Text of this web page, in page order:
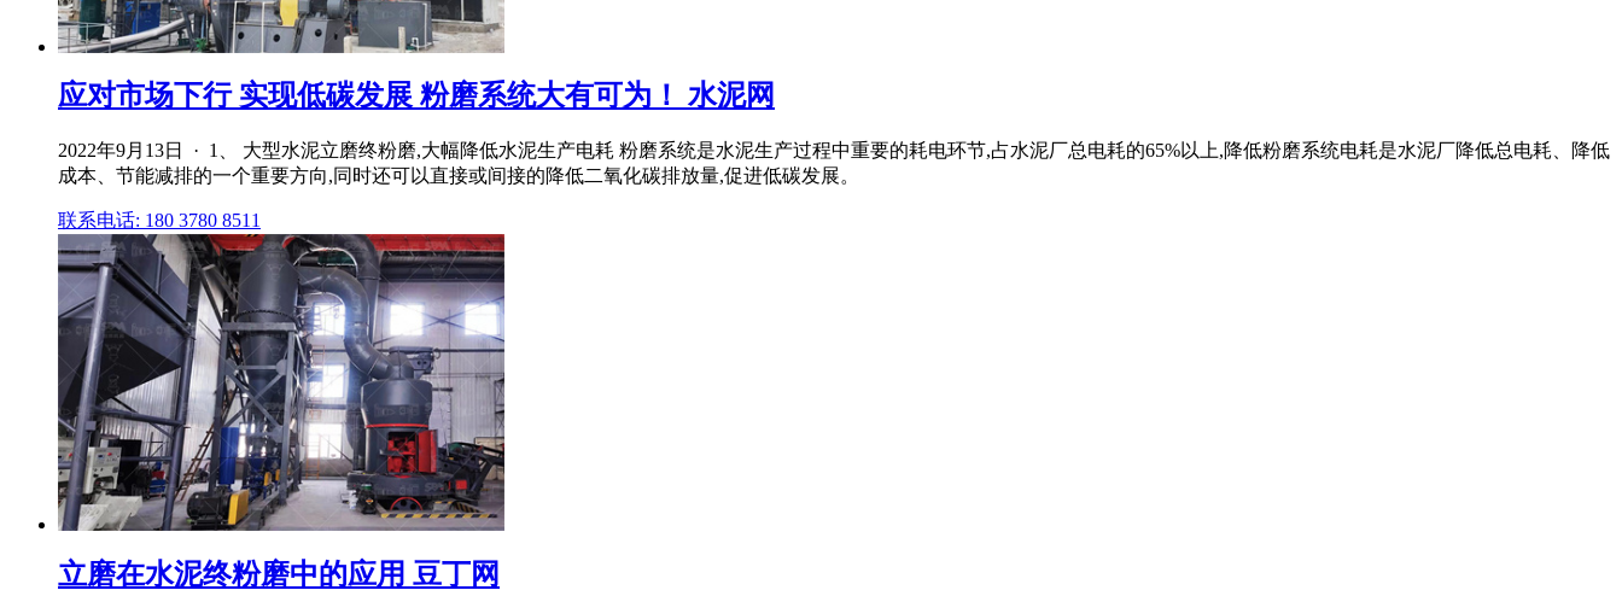
应对市场下行 实现低碳发展 粉磨系统大有可为！ 水泥网
2022年9月13日 · 1、 大型水泥立磨终粉磨,大幅降低水泥生产电耗 粉磨系统是水泥生产过程中重要的耗电环节,占水泥厂总电耗的65%以上,降低粉磨系统电耗是水泥厂降低总电耗、降低
成本、节能减排的一个重要方向,同时还可以直接或间接的降低二氧化碳排放量,促进低碳发展。
联系电话: 180 3780 8511
立磨在水泥终粉磨中的应用 豆丁网